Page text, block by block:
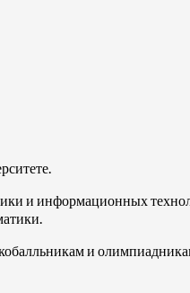
и информационных
и